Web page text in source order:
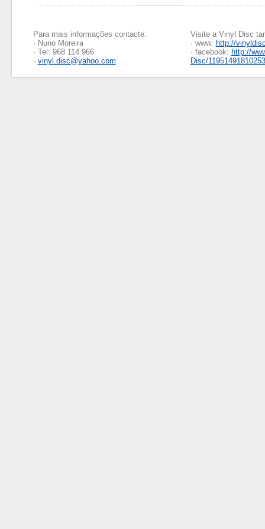
Para mais informações contacte:
· Nuno Moreira
· Tel: 968 114 966
· vinyl.disc@yahoo.com
Visite a Vinyl Disc
· www: http://
· facebook: http://
Disc/